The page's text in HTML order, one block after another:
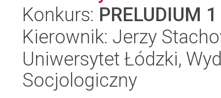
Konkurs: PRELUDIUM 1
Kierownik: Jerzy
Uniwersytet Łódzki,
Socjologiczny